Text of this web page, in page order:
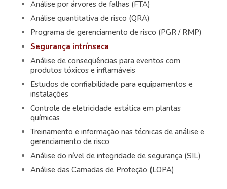
Análise por árvores de falhas (FTA)
Análise quantitativa de risco (QRA)
Programa de gerenciamento de risco (PGR / RMP)
Segurança intrínseca
Análise de conseqüências para eventos com
produtos tóxicos e inflamáveis
Estudos de confiabilidade para equipamentos e
instalações
Controle de eletricidade estática em plantas
químicas
Treinamento e informação nas técnicas de análise e
gerenciamento de risco
Análise do nível de integridade de segurança (SIL)
Análise das Camadas de Proteção (LOPA)